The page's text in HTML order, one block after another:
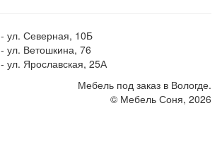
- ул. Северная, 10Б
- ул. Ветошкина, 76
- ул. Ярославская, 25А
Мебель под заказ в Вологде.
© Мебель Соня, 2026